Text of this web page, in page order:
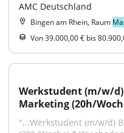
AMC Deutschland
Bingen am Rhein, Raum
Von 39.000,00 € bis
Werkstudent (m/w/
Marketing (20h/
"...Werkstudent (m/w/d)